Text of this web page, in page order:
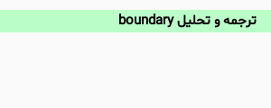
ترجمه و تحلیل boundary